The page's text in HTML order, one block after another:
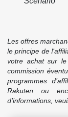
Les offres
le principe de
votre achat sur
commission
programmes
Rakuten ou
d’informations,